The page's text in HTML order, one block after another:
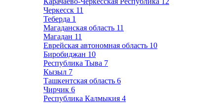
Черкесск 11
Теберда 1
Магаданская область 11
Магадан 11
Еврейская автономная область 10
Биробиджан 10
Республика Тыва 7
Кызыл 7
Ташкентская область 6
Чирчик 6
Республика Калмыкия 4